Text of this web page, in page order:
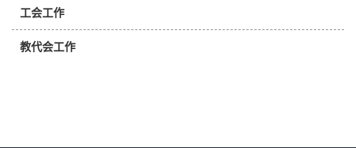
工会工作
教代会工作